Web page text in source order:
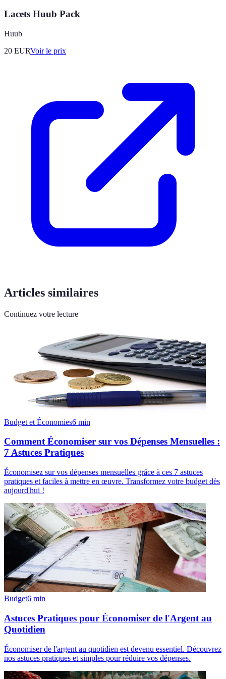
Lacets Huub Pack
Huub
20 EURVoir le prix
Articles similaires
Continuez votre lecture
Budget et Économies6 min
Comment Économiser sur vos Dépenses Mensuelles :
7 Astuces Pratiques
Économisez sur vos dépenses mensuelles grâce à ces 7 astuces
pratiques et faciles à mettre en œuvre. Transformez votre budget dès
aujourd'hui !
Budget6 min
Astuces Pratiques pour Économiser de l'Argent au
Quotidien
Économiser de l'argent au quotidien est devenu essentiel. Découvrez
nos astuces pratiques et simples pour réduire vos dépenses.